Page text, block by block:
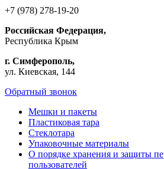
+7 (978) 278-19-20
Российская Федерация,
Республика Крым
г. Симферополь,
ул. Киевская, 144
Обратный звонок
Мешки и пакеты
Пластиковая тара
Стеклотара
Упаковочные материалы
О порядке хранения и защиты
пользователей